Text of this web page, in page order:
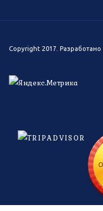
Copyright 2017. Разработано